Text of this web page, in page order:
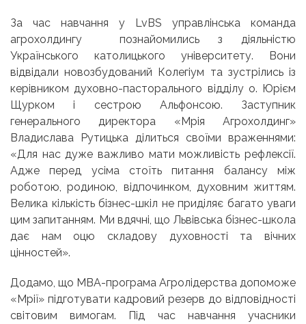
За час навчання у LvBS управлінська команда
агрохолдингу познайомились з діяльністю
Українського католицького університету. Вони
відвідали новозбудований Колегіум та зустрілись із
керівником духовно-пасторального відділу о. Юрієм
Щурком і сестрою Альфонсою. Заступник
генерального директора «Мрія Агрохолдинг»
Владислава Рутицька ділиться своїми враженнями:
«Для нас дуже важливо мати можливість рефлексії.
Адже перед усіма стоїть питання балансу між
роботою, родиною, відпочинком, духовним життям.
Велика кількість бізнес-шкіл не приділяє багато уваги
цим запитанням. Ми вдячні, що Львівська бізнес-школа
дає нам оцю складову духовності та вічних
цінностей».
Додамо, що МВА-програма Агролідерства допоможе
«Мрії» підготувати кадровий резерв до відповідності
світовим вимогам. Під час навчання учасники